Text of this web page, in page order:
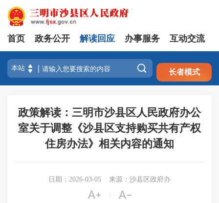
注册 登录
首页 政务公开 解读回应 办事服务 互动交流
 长者模式
政策解读：三明市沙县区人民政府办公
室关于调整《沙县区支持购买共有产权
住房办法》相关内容的通知
日期：2026-03-05 来源：沙县区政府办
 